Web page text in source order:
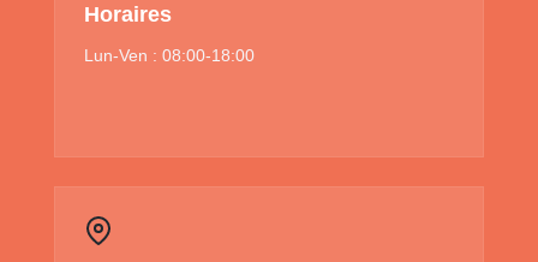
Horaires
Lun-Ven : 08:00-18:00